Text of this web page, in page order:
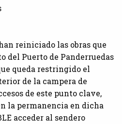
reiniciado las obras que
del Puerto de Panderruedas
queda restringido el
de la campera de
de este punto clave,
la permanencia en dicha
acceder al sendero